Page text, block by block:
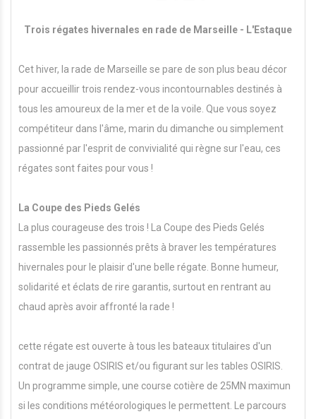
Trois régates hivernales en rade de Marseille - L'Estaque
Cet hiver, la rade de Marseille se pare de son plus beau décor
pour accueillir trois rendez-vous incontournables destinés à
tous les amoureux de la mer et de la voile. Que vous soyez
compétiteur dans l'âme, marin du dimanche ou simplement
passionné par l'esprit de convivialité qui règne sur l'eau, ces
régates sont faites pour vous !
La Coupe des Pieds Gelés
La plus courageuse des trois ! La Coupe des Pieds Gelés
rassemble les passionnés prêts à braver les températures
hivernales pour le plaisir d'une belle régate. Bonne humeur,
solidarité et éclats de rire garantis, surtout en rentrant au
chaud après avoir affronté la rade !
cette régate est ouverte à tous les bateaux titulaires d'un
contrat de jauge OSIRIS et/ou figurant sur les tables OSIRIS.
Un programme simple, une course cotière de 25MN maximun
si les conditions météorologiques le permettent. Le parcours